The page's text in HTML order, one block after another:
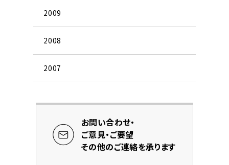
2009
2008
2007
お問い合わせ・
ご意見・ご要望
その他のご連絡を承ります